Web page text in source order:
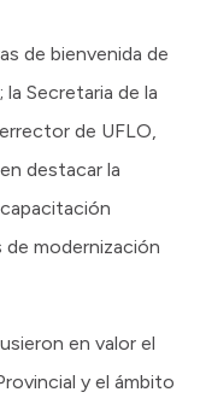
de bienvenida de
Secretaria de la
de UFLO,
destacar la
modernización
en valor el
y el ámbito